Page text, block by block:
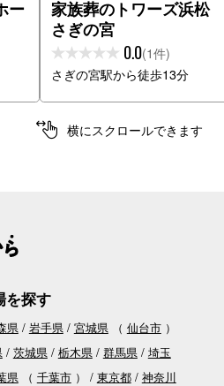
ー
家族葬のトワーズ浜松
さぎの宮
0.0(1件)
さぎの宮駅から徒歩13分
横にスクロールできます
を探す
県 岩手県 宮城県（ 仙台市）
茨城県 栃木県 群馬県
埼玉
県（ 千葉市） 東京都
神奈川